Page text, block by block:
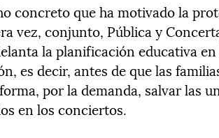
concreto que ha motivado la
vez, conjunto, Pública y
la planificación educativa
es decir, antes de que las
por la demanda, salvar las
en los conciertos.